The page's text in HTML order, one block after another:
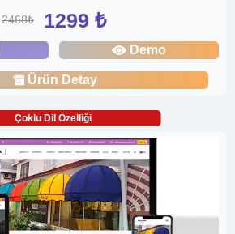
2468₺ 1299 ₺
Demo
Ürün Detay
Çoklu Dil Özelliği